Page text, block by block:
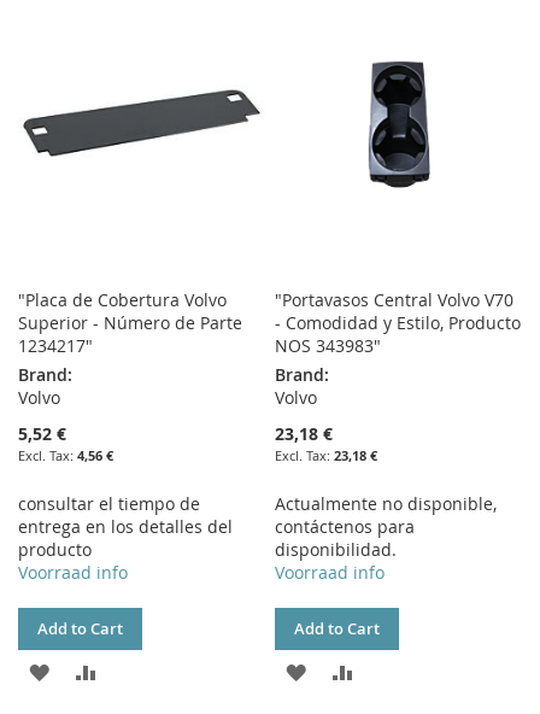
"Placa de Cobertura Volvo
Superior - Número de Parte
1234217"
Brand:
Volvo
5,52 €
4,56 €
consultar el tiempo de
entrega en los detalles del
producto
Voorraad info
Add to Cart
ADD
"Portavasos Central Volvo V70
- Comodidad y Estilo, Producto
NOS 343983"
Brand:
Volvo
23,18 €
23,18 €
Actualmente no disponible,
contáctenos para
disponibilidad.
Voorraad info
Add to Cart
ADD